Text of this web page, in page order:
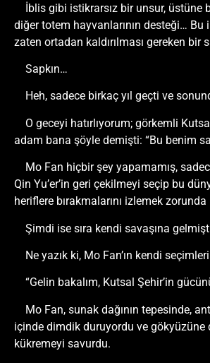
İblis gibi istikrarsız bir unsur, üstüne
diğer totem hayvanlarının desteği… Bu
zaten ortadan kaldırılması gereken bir
Sapkın…
Heh, sadece birkaç yıl geçti ve
O geceyi hatırlıyorum; görkemli
adam bana şöyle demişti: “Bu benim
Mo Fan hiçbir şey yapamamış,
Qin Yu’er’in geri çekilmeyi seçip bu
heriflere bırakmalarını izlemek zorunda
Şimdi ise sıra kendi savaşına
Ne yazık ki, Mo Fan’ın kendi
“Gelin bakalım, Kutsal Şehir’in
Mo Fan, sunak dağının tepesinde,
içinde dimdik duruyordu ve gökyüzüne
kükremeyi savurdu.